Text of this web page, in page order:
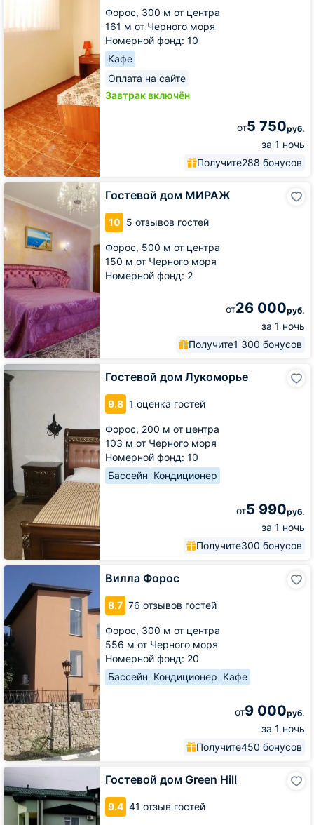
Форос, 300 м от центра
161 м от Черного моря
Номерной фонд: 10
Кафе
Оплата на сайте
Завтрак включён
от5 750руб.
за 1 ночь
Получите288 бонусов
Гостевой дом МИРАЖ
10 5 отзывов гостей
Форос, 500 м от центра
150 м от Черного моря
Номерной фонд: 2
от26 000руб.
за 1 ночь
Получите1 300 бонусов
Гостевой
дом
Гостевой дом Лукоморье
9.8 1 оценка гостей
Форос, 200 м от центра
103 м от Черного моря
Номерной фонд: 10
Бассейн Кондиционер
от5 990руб.
за 1 ночь
Получите300 бонусов
Гостевой
дом
Вилла Форос
8.7 76 отзывов гостей
Форос, 300 м от центра
556 м от Черного моря
Номерной фонд: 20
Бассейн Кондиционер Кафе
от9 000руб.
за 1 ночь
Получите450 бонусов
Вилла
Форос
Гостевой дом Green Hill
9.4 41 отзыв гостей
Гостевой
дом
Green